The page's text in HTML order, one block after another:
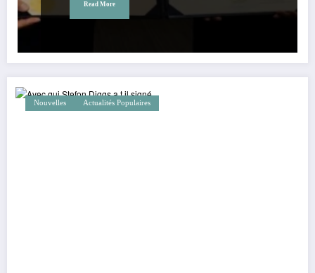
Read More
Nouvelles Actualités Populaires